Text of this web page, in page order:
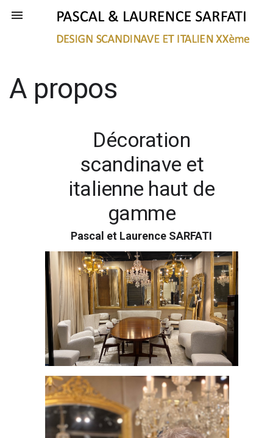

A propos
Décoration
scandinave et
italienne haut de
gamme
Pascal et Laurence SARFATI